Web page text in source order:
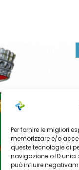
Per fornire le migliori
memorizzare e/o
queste tecnologie ci
navigazione o ID unici
può influire